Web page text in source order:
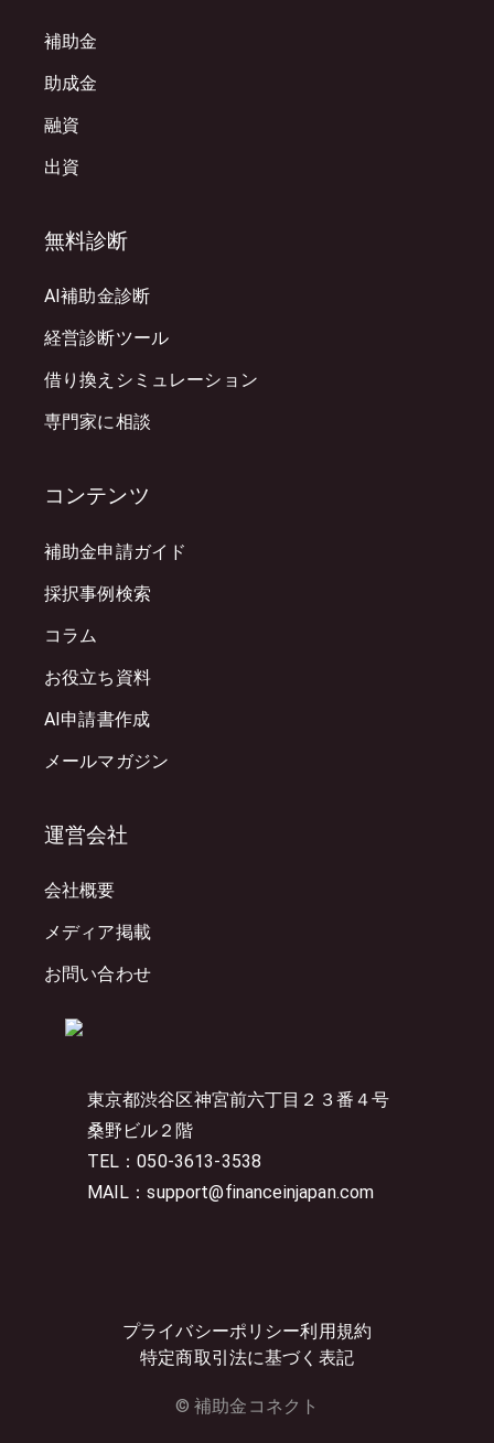
東京都渋谷区神宮前六丁目２３番４号
桑野ビル２階
TEL：050-3613-3538
MAIL：support@financeinjapan.com
プライバシーポリシー利用規約
特定商取引法に基づく表記
© 補助金コネクト
補助金
助成金
融資
出資
無料診断
AI補助金診断
経営診断ツール
借り換えシミュレーション
専門家に相談
コンテンツ
補助金申請ガイド
採択事例検索
コラム
お役立ち資料
AI申請書作成
メールマガジン
運営会社
会社概要
メディア掲載
お問い合わせ